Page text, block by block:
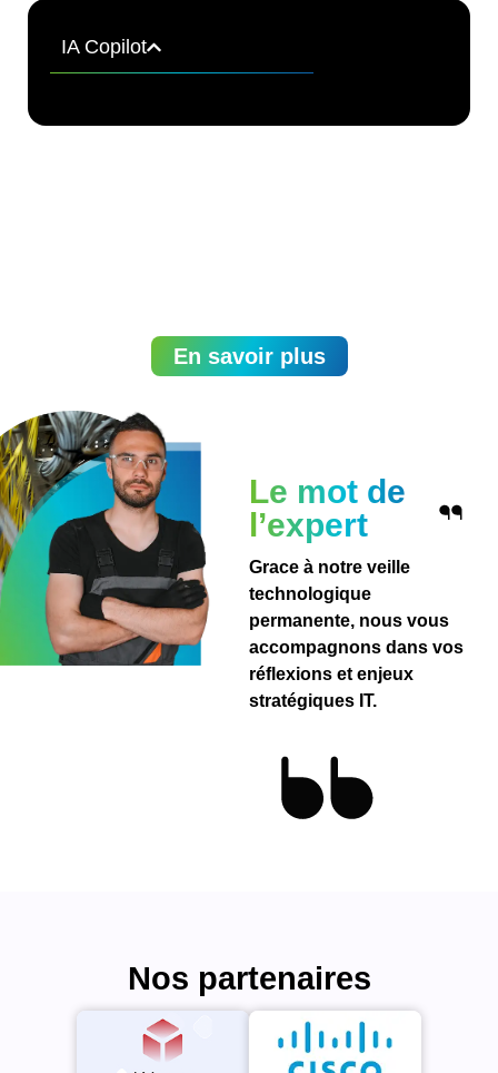
IA Copilot​
En savoir plus
Le mot de
l’expert
Grace à notre veille
technologique
permanente, nous vous
accompagnons dans vos
réflexions et enjeux
stratégiques IT.
Nos partenaires